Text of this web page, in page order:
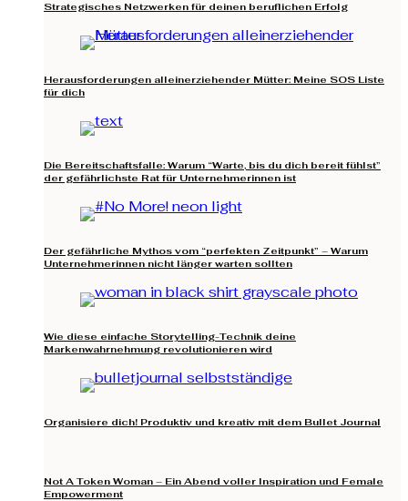
Strategisches Netzwerken für deinen beruflichen Erfolg
Herausforderungen alleinerziehender Mütter: Meine SOS Liste
für dich
Die Bereitschaftsfalle: Warum “Warte, bis du dich bereit fühlst”
der gefährlichste Rat für Unternehmerinnen ist
Der gefährliche Mythos vom “perfekten Zeitpunkt” – Warum
Unternehmerinnen nicht länger warten sollten
Wie diese einfache Storytelling-Technik deine
Markenwahrnehmung revolutionieren wird
Organisiere dich! Produktiv und kreativ mit dem Bullet Journal
Not A Token Woman – Ein Abend voller Inspiration und Female
Empowerment